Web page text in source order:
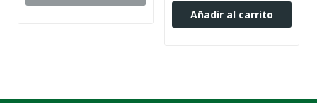
Añadir al carrito